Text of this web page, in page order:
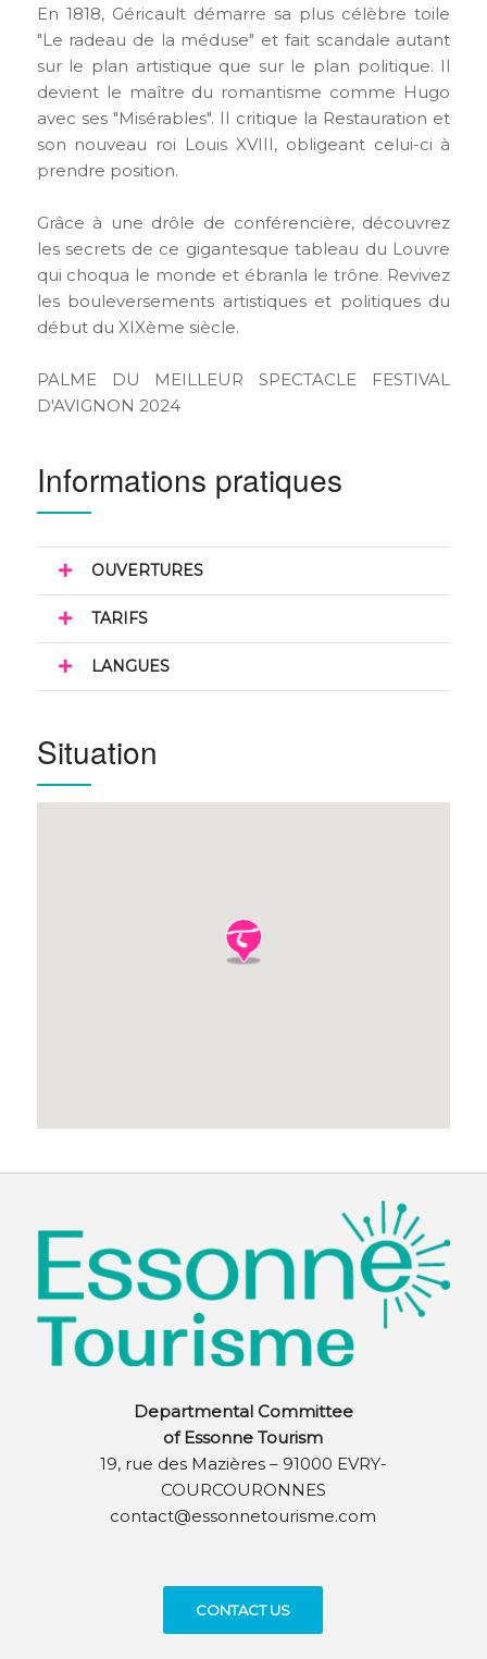
En 1818, Géricault démarre sa plus célèbre toile
"Le radeau de la méduse" et fait scandale autant
sur le plan artistique que sur le plan politique. Il
devient le maître du romantisme comme Hugo
avec ses "Misérables". Il critique la Restauration et
son nouveau roi Louis XVIII, obligeant celui-ci à
prendre position.
Grâce à une drôle de conférencière, découvrez
les secrets de ce gigantesque tableau du Louvre
qui choqua le monde et ébranla le trône. Revivez
les bouleversements artistiques et politiques du
début du XIXème siècle.
PALME DU MEILLEUR SPECTACLE FESTIVAL
D'AVIGNON 2024
Informations pratiques
OUVERTURES
TARIFS
LANGUES
Situation
Departmental Committee
of Essonne Tourism
19, rue des Mazières – 91000 EVRY-
COURCOURONNES
contact@essonnetourisme.com
CONTACT US